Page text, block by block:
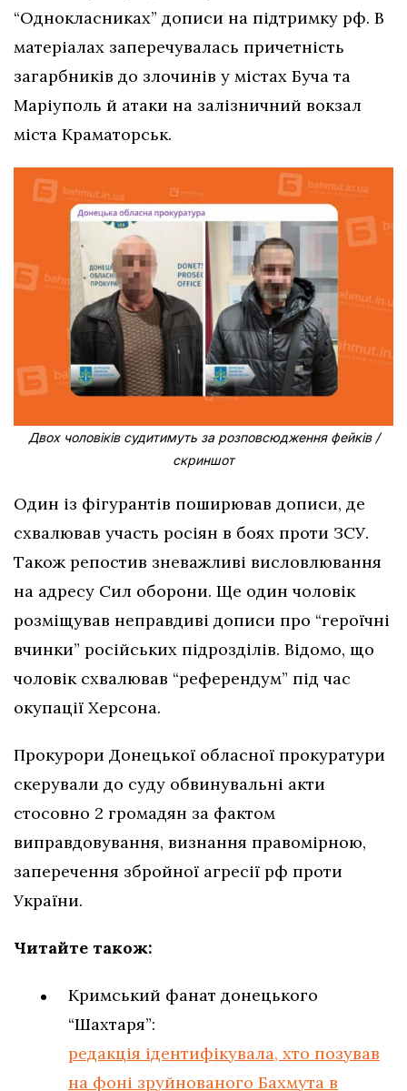
“Однокласниках” дописи на підтримку рф. В
матеріалах заперечувалась причетність
загарбників до злочинів у містах Буча та
Маріуполь й атаки на залізничний вокзал
міста Краматорськ.
Двох чоловіків судитимуть за розповсюдження фейків /
скриншот
Один із фігурантів поширював дописи, де
схвалював участь росіян в боях проти ЗСУ.
Також репостив зневажливі висловлювання
на адресу Сил оборони. Ще один чоловік
розміщував неправдиві дописи про “героїчні
вчинки” російських підрозділів. Відомо, що
чоловік схвалював “референдум” під час
окупації Херсона.
Прокурори Донецької обласної прокуратури
скерували до суду обвинувальні акти
стосовно 2 громадян за фактом
виправдовування, визнання правомірною,
заперечення збройної агресії рф проти
України.
Читайте також:
Кримський фанат донецького
“Шахтаря”:
редакція ідентифікувала, хто позував
на фоні зруйнованого Бахмута в